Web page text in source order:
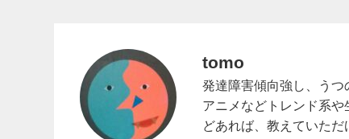
tomo
発達障害傾向強し、うつ
アニメなどトレンド系
どあれば、教えていただ